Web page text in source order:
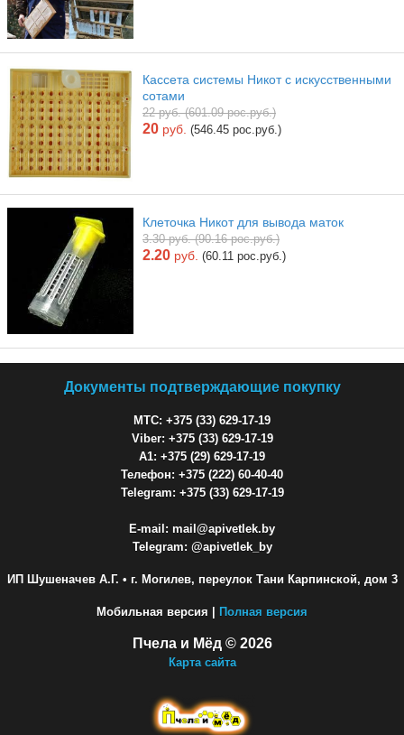
Кассета системы Никот с искусственными
сотами
22 руб. (601.09 рос.руб.)
20 руб. (546.45 рос.руб.)
Клеточка Никот для вывода маток
3.30 руб. (90.16 рос.руб.)
2.20 руб. (60.11 рос.руб.)
Документы подтверждающие покупку
МТС: +375 (33) 629-17-19
Viber: +375 (33) 629-17-19
A1: +375 (29) 629-17-19
Телефон: +375 (222) 60-40-40
Telegram: +375 (33) 629-17-19
E-mail: mail@apivetlek.by
Telegram: @apivetlek_by
ИП Шушеначев А.Г. • г. Могилев, переулок Тани Карпинской, дом 3
Мобильная версия | Полная версия
Пчела и Мёд © 2026
Карта сайта